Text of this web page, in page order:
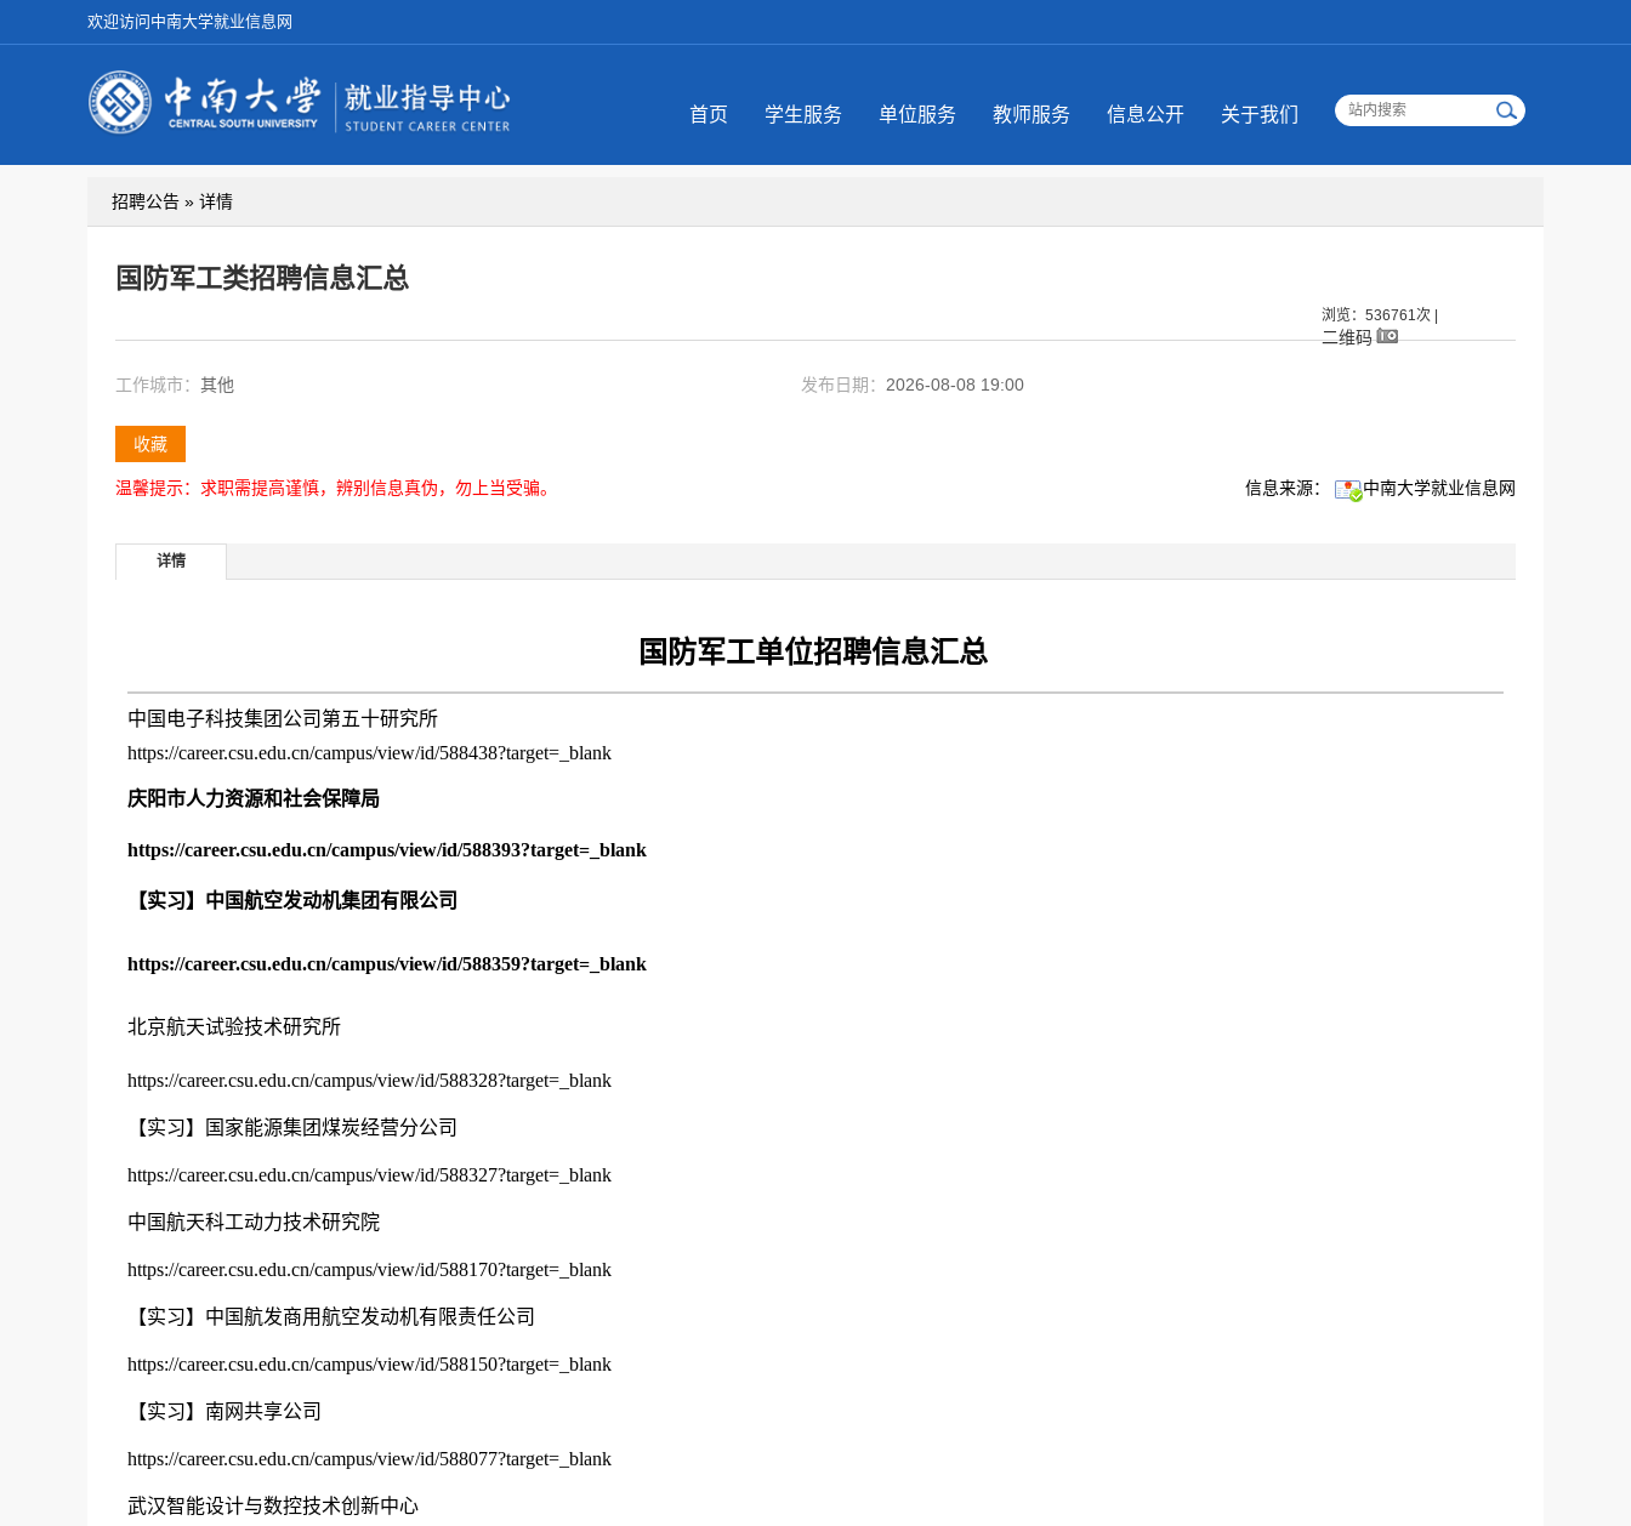
欢迎访问中南大学就业信息网
首页 学生服务 单位服务 教师服务 信息公开 关于我们
招聘公告 » 详情
国防军工类招聘信息汇总
浏览：536761次 |
二维码
工作城市： 其他 发布日期： 2026-08-08 19:00
收藏
信息来源： 中南大学就业信息网
温馨提示：求职需提高谨慎，辨别信息真伪，勿上当受骗。
详情
国防军工单位招聘信息汇总
中国电子科技集团公司第五十研究所
https://career.csu.edu.cn/campus/view/id/588438?target=_blank
庆阳市人力资源和社会保障局
https://career.csu.edu.cn/campus/view/id/588393?target=_blank
【实习】中国航空发动机集团有限公司
https://career.csu.edu.cn/campus/view/id/588359?target=_blank
北京航天试验技术研究所
https://career.csu.edu.cn/campus/view/id/588328?target=_blank
【实习】国家能源集团煤炭经营分公司
https://career.csu.edu.cn/campus/view/id/588327?target=_blank
中国航天科工动力技术研究院
https://career.csu.edu.cn/campus/view/id/588170?target=_blank
【实习】中国航发商用航空发动机有限责任公司
https://career.csu.edu.cn/campus/view/id/588150?target=_blank
【实习】南网共享公司
https://career.csu.edu.cn/campus/view/id/588077?target=_blank
武汉智能设计与数控技术创新中心